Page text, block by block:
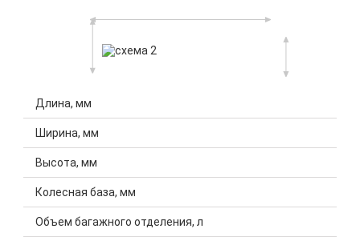
Длина, мм
Ширина, мм
Высота, мм
Колесная база, мм
Объем багажного отделения, л